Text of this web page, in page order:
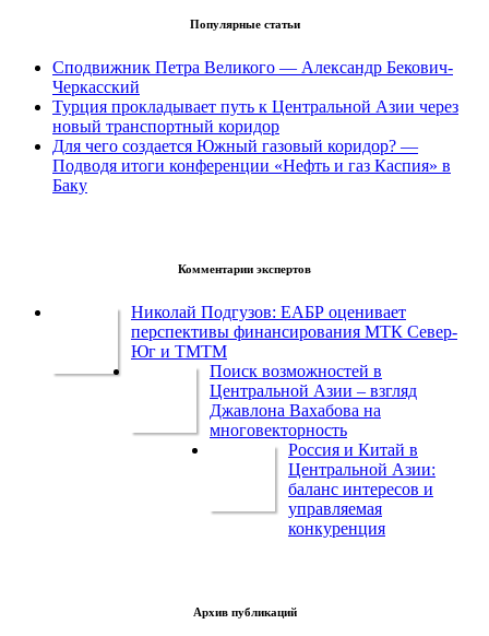
Популярные статьи
Сподвижник Петра Великого — Александр Бекович-
Черкасский
Турция прокладывает путь к Центральной Азии через
новый транспортный коридор
Для чего создается Южный газовый коридор? —
Подводя итоги конференции «Нефть и газ Каспия» в
Баку
Комментарии экспертов
Николай Подгузов: ЕАБР оценивает
перспективы финансирования МТК Север-
Юг и ТМТМ
Поиск возможностей в
Центральной Азии – взгляд
Джавлона Вахабова на
многовекторность
Россия и Китай в
Центральной Азии:
баланс интересов и
управляемая
конкуренция
Архив публикаций